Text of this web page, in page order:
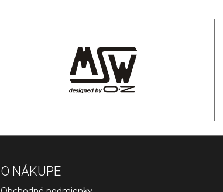
O NÁKUPE